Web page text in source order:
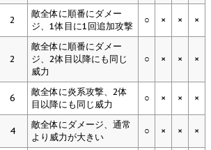
2
敵全体に順番にダメー
ジ、1体目に1回追加攻撃
○ × × ×
2
敵全体に順番にダメー
ジ、2体目以降にも同じ
威力
○ × × ×
6
敵全体に炎系攻撃、2体
目以降にも同じ威力
○ × × ×
4
敵全体にダメージ、通常
より威力が大きい
○ × × ×